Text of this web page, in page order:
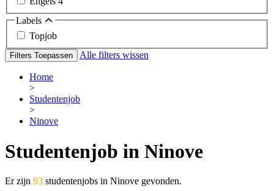
Labels
Topjob
Filters Toepassen Alle filters wissen
Home
>
Studentenjob
>
Ninove
Studentenjob in Ninove
Er zijn 93 studentenjobs in Ninove gevonden.